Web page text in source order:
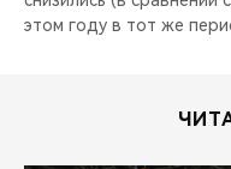
этом году в тот же